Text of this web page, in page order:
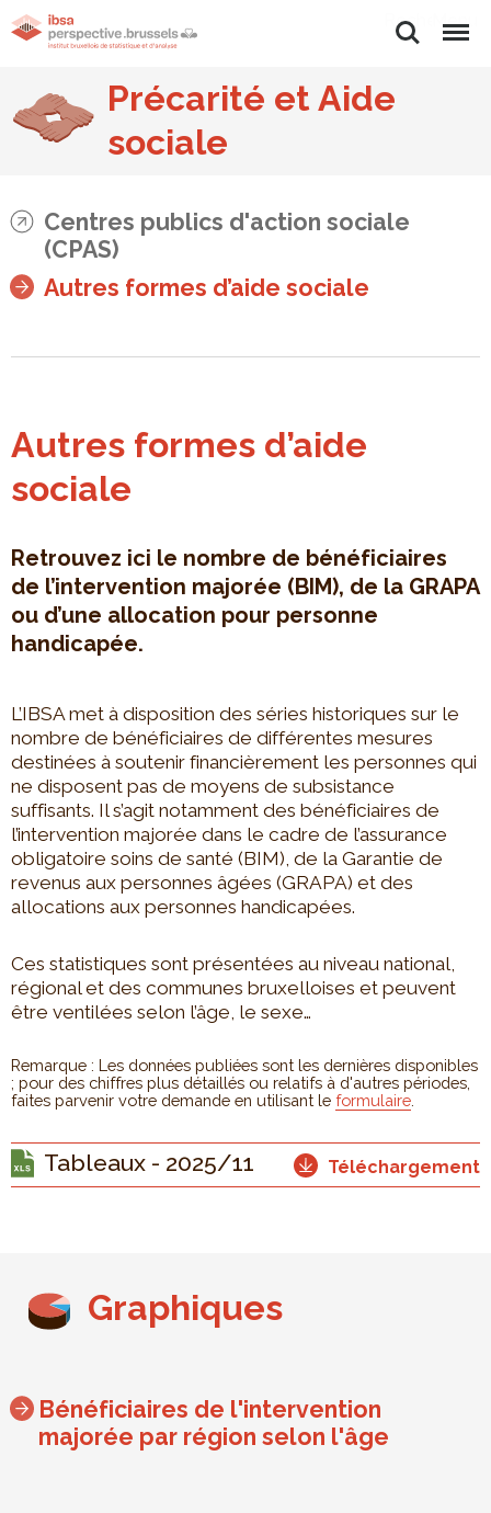
Rechercher
Menu
Précarité et Aide
sociale
Centres publics d'action sociale
(CPAS)
Autres formes d’aide sociale
Autres formes d’aide
sociale
Retrouvez ici le nombre de bénéficiaires
de l’intervention majorée (BIM), de la GRAPA
ou d’une allocation pour personne
handicapée.
L’IBSA met à disposition des séries historiques sur le
nombre de bénéficiaires de différentes mesures
destinées à soutenir financièrement les personnes qui
ne disposent pas de moyens de subsistance
suffisants. Il s’agit notamment des bénéficiaires de
l’intervention majorée dans le cadre de l’assurance
obligatoire soins de santé (BIM), de la Garantie de
revenus aux personnes âgées (GRAPA) et des
allocations aux personnes handicapées.
Ces statistiques sont présentées au niveau national,
régional et des communes bruxelloises et peuvent
être ventilées selon l’âge, le sexe…
Remarque : Les données publiées sont les dernières disponibles
; pour des chiffres plus détaillés ou relatifs à d'autres périodes,
faites parvenir votre demande en utilisant le formulaire
Tableaux - 2025/11 Téléchargement
Graphiques
Bénéficiaires de l'intervention
majorée par région selon l'âge